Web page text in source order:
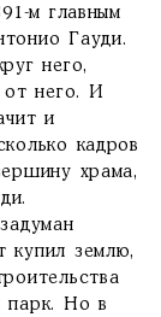
м главным
Гауди.
него,
от него. И
и
кадров
храма,
купил землю,
парк. Но в